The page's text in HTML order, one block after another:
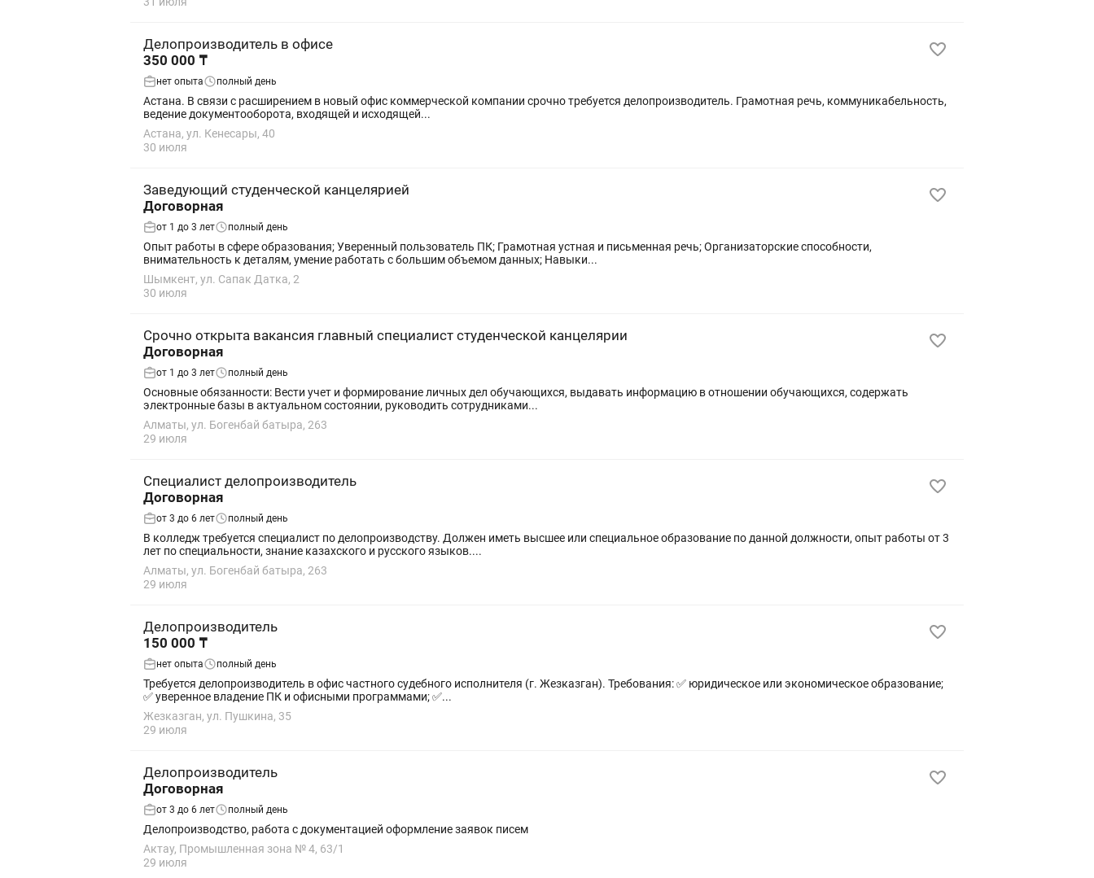
Делопроизводитель в офисе
350 000 ₸
нет опыта полный день
Астана. В связи с расширением в новый офис коммерческой компании срочно требуется делопроизводитель. Грамотная речь, коммуникабельность,
ведение документооборота, входящей и исходящей...
Астана, ул. Кенесары, 40
30 июля
Заведующий студенческой канцелярией
Договорная
от 1 до 3 лет полный день
Опыт работы в сфере образования; Уверенный пользователь ПК; Грамотная устная и письменная речь; Организаторские способности,
внимательность к деталям, умение работать с большим объемом данных; Навыки...
Шымкент, ул. Сапак Датка, 2
30 июля
Срочно открыта вакансия главный специалист студенческой канцелярии
Договорная
от 1 до 3 лет полный день
Основные обязанности: Вести учет и формирование личных дел обучающихся, выдавать информацию в отношении обучающихся, содержать
электронные базы в актуальном состоянии, руководить сотрудниками...
Алматы, ул. Богенбай батыра, 263
29 июля
Специалист делопроизводитель
Договорная
от 3 до 6 лет полный день
В колледж требуется специалист по делопроизводству. Должен иметь высшее или специальное образование по данной должности, опыт работы от 3
лет по специальности, знание казахского и русского языков....
Алматы, ул. Богенбай батыра, 263
29 июля
Делопроизводитель
150 000 ₸
нет опыта полный день
Требуется делопроизводитель в офис частного судебного исполнителя (г. Жезказган). Требования: ✅ юридическое или экономическое образование;
✅ уверенное владение ПК и офисными программами; ✅...
Жезказган, ул. Пушкина, 35
29 июля
Делопроизводитель
Договорная
от 3 до 6 лет полный день
Делопроизводство, работа с документацией оформление заявок писем
Актау, Промышленная зона № 4, 63/1
29 июля